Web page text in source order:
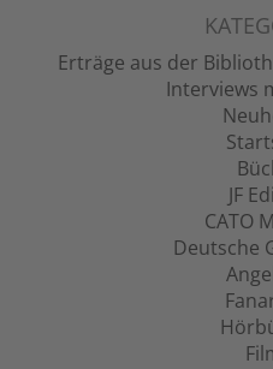
Erträge aus der
Interviews
JF
CATO
Deutsche